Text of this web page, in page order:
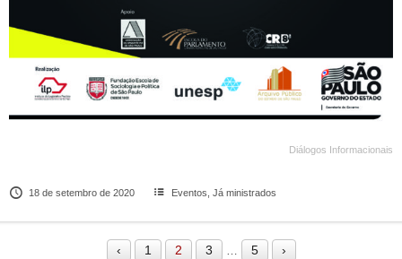
Diálogos Informacionais
18 de setembro de 2020 Eventos ,Já ministrados
‹ 1 2 3 … 5 ›